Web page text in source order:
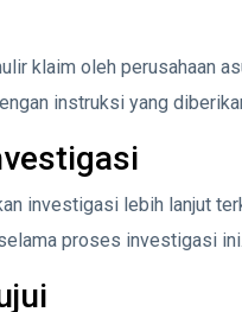
klaim oleh perusahaan
instruksi yang
investigasi lebih lanjut
proses investigasi ini.